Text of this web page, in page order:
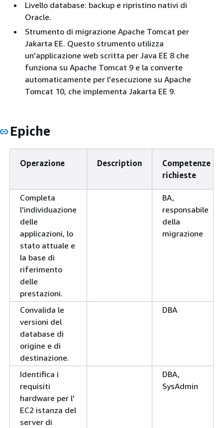
Livello database: backup e ripristino nativi di
Oracle.
Strumento di migrazione Apache Tomcat per
Jakarta EE. Questo strumento utilizza
un'applicazione web scritta per Java EE 8 che
funziona su Apache Tomcat 9 e la converte
automaticamente per l'esecuzione su Apache
Tomcat 10, che implementa Jakarta EE 9.
Epiche
Operazione Description
Competenze
richieste
Completa
l'individuazione
delle
applicazioni, lo
stato attuale e
la base di
riferimento
delle
prestazioni.
BA,
responsabile
della
migrazione
Convalida le
versioni del
database di
origine e di
destinazione.
DBA
Identifica i
requisiti
hardware per l'
EC2 istanza del
server di
DBA,
SysAdmin